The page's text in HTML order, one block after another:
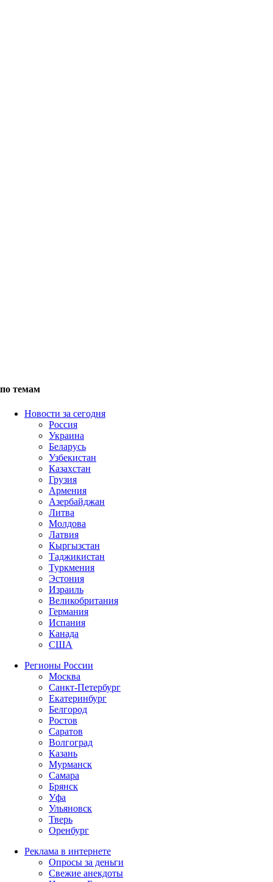
по темам
Новости за сегодня
Россия
Украина
Беларусь
Узбекистан
Казахстан
Грузия
Армения
Азербайджан
Литва
Молдова
Латвия
Кыргызстан
Таджикистан
Туркмения
Эстония
Израиль
Великобритания
Германия
Испания
Канада
США
Регионы России
Москва
Санкт-Петербург
Екатеринбург
Белгород
Ростов
Саратов
Волгоград
Казань
Мурманск
Самара
Брянск
Уфа
Ульяновск
Тверь
Оренбург
Реклама в интернете
Опросы за деньги
Свежие анекдоты